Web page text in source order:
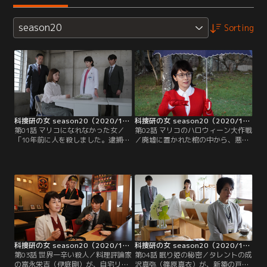
season20 Sorting
科捜研の女 season20（2020/10/22放送分）第01話
第01話 マリコになれなかった女／
「10年前に人を殺しました。逮捕し
井一彰）が事情を聴いたところ、そ
の女、星名瑠璃（大久保佳代子）は
10年前、非常勤講師として勤めてい
た女子高の生徒・河合範子（里吉う
たの）を…。
科捜研の女 season20（2020/10/29放送分）第02話
第02話 マリコのハロウィーン大作戦
／廃墟に置かれた棺の中から、悪魔
ろ、棺にはハロウィーン用の電飾が
施されており、肩には斧が突き刺さ
っていたが、よく見ると斧はオモチ
ャで、血痕と思われたものも血糊だ
った。
科捜研の女 season20（2020/11/05放送分）第03話
第03話 世界一辛い殺人／料理評論家
の富永栄吉（伊庭剛）が、自宅リビ
科捜研の女 season20（2020/11/12放送分）第04話
第04話 眠り姫の秘密／タレントの成
沢真弥（篠原真衣）が、新築の戸建